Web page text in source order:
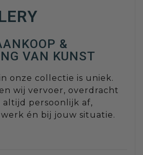
&
VAN KUNST
onze collectie is uniek.
wij vervoer, overdracht
persoonlijk af,
én bij jouw situatie.